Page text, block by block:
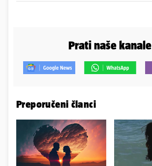
Prati naše kanale
Preporučeni članci